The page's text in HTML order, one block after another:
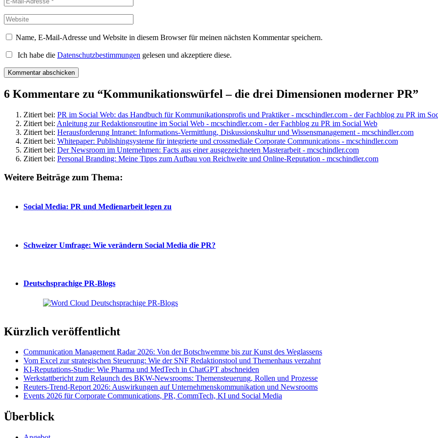
Name, E-Mail-Adresse und Website in diesem Browser für meinen nächsten Kommentar speichern.
Ich habe die Datenschutzbestimmungen gelesen und akzeptiere diese.
6 Kommentare zu “Kommunikationswürfel – die drei Dimensionen moderner PR”
Zitiert bei: PR im Social Web: das Handbuch für Kommunikationsprofis und Praktiker - mcschindler.com - der Fachblog zu PR im
Zitiert bei: Anleitung zur Redaktionsroutine im Social Web - mcschindler.com - der Fachblog zu PR im Social Web
Zitiert bei: Herausforderung Intranet: Informations-Vermittlung, Diskussionskultur und Wissensmanagement - mcschindler.com
Zitiert bei: Whitepaper: Publishingsysteme für integrierte und crossmediale Corporate Communications - mcschindler.com
Zitiert bei: Der Newsroom im Unternehmen: Facts aus einer ausgezeichneten Masterarbeit - mcschindler.com
Zitiert bei: Personal Branding: Meine Tipps zum Aufbau von Reichweite und Online-Reputation - mcschindler.com
Weitere Beiträge zum Thema:
Social Media: PR und Medienarbeit legen zu
Schweizer Umfrage: Wie verändern Social Media die PR?
Deutschsprachige PR-Blogs
Kürzlich veröffentlicht
Communication Management Radar 2026: Von der Botschwemme bis zur Kunst des Weglassens
Vom Excel zur strategischen Steuerung: Wie der SNF Redaktionstool und Themenhaus verzahnt
KI-Reputations-Studie: Wie Pharma und MedTech in ChatGPT abschneiden
Werkstattbericht zum Relaunch des BKW-Newsrooms: Themensteuerung, Rollen und Prozesse
Reuters-Trend-Report 2026: Auswirkungen auf Unternehmenskommunikation und Newsrooms
Events 2026 für Corporate Communications, PR, CommTech, KI und Social Media
Überblick